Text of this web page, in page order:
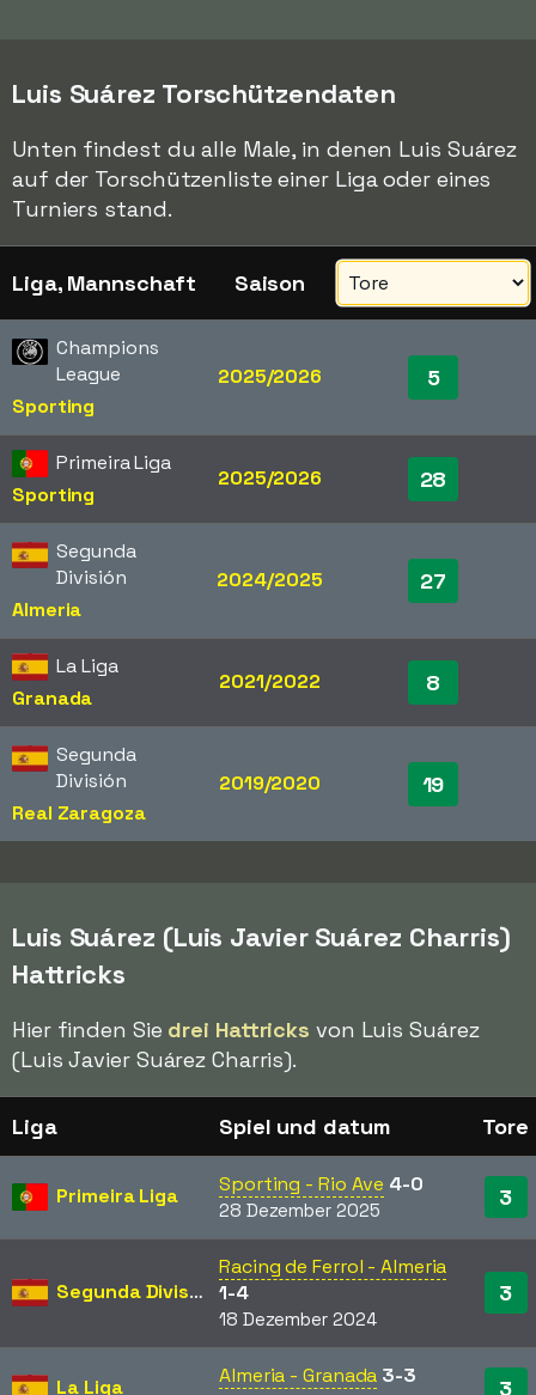
Luis Suárez Torschützendaten
Unten findest du alle Male, in denen Luis Suárez
auf der Torschützenliste einer Liga oder eines
Turniers stand.
Liga, Mannschaft Saison
Champions
League
Sporting
2025/2026 5
Primeira Liga
Sporting
2025/2026 28
Segunda
División
Almeria
2024/2025 27
La Liga
Granada
2021/2022 8
Segunda
División
Real Zaragoza
2019/2020 19
Luis Suárez (Luis Javier Suárez Charris)
Hattricks
Hier finden Sie drei Hattricks von Luis Suárez
(Luis Javier Suárez Charris).
Liga Spiel und datum Tore
Primeira Liga Sporting - Rio Ave 4-0
28 Dezember 2025 3
Segunda División
Racing de Ferrol - Almeria
1-4
18 Dezember 2024
3
La Liga Almeria - Granada 3-3 3